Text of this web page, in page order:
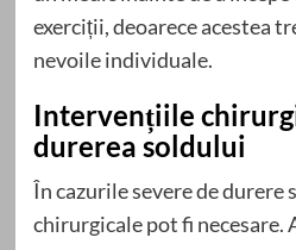
exerciții, deoarece acestea
nevoile individuale.
Intervențiile
durerea soldului
În cazurile severe de
chirurgicale pot fi necesare.